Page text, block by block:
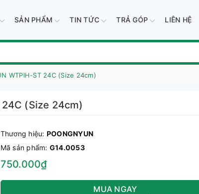
SẢN PHẨM TIN TỨC TRẢ GÓP LIÊN HỆ
WTPIH-ST 24C (Size 24cm)
(Size 24cm)
Thương hiệu: POONGNYUN
Mã sản phẩm: G14.0053
750.000₫
MUA NGAY